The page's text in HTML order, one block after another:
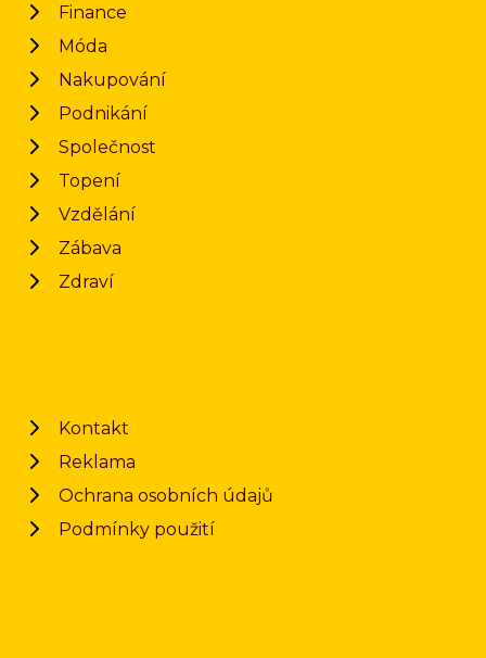
Finance
Móda
Nakupování
Podnikání
Společnost
Topení
Vzdělání
Zábava
Zdraví
Kontakt
Reklama
Ochrana osobních údajů
Podmínky použití